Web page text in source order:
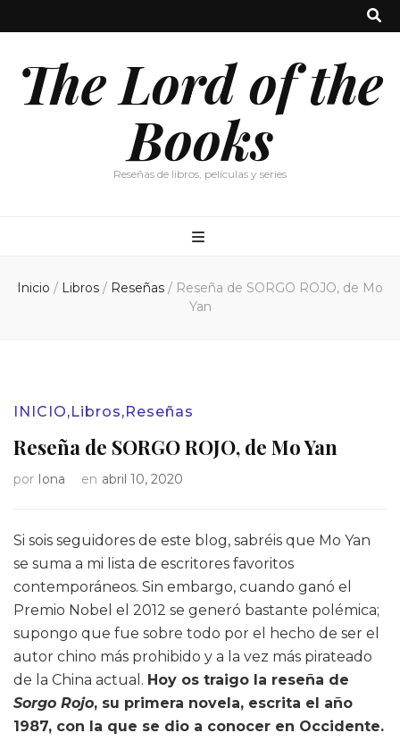
The Lord of the
Books
Reseñas de libros, películas y series
Inicio / Libros / Reseñas / Reseña de SORGO ROJO, de Mo
Yan
INICIO,Libros,Reseñas
Reseña de SORGO ROJO, de Mo Yan
por Iona en abril 10, 2020
Si sois seguidores de este blog, sabréis que Mo Yan
se suma a mi lista de escritores favoritos
contemporáneos. Sin embargo, cuando ganó el
Premio Nobel el 2012 se generó bastante polémica;
supongo que fue sobre todo por el hecho de ser el
autor chino más prohibido y a la vez más pirateado
de la China actual. Hoy os traigo la reseña de
Sorgo Rojo, su primera novela, escrita el año
1987, con la que se dio a conocer en Occidente.